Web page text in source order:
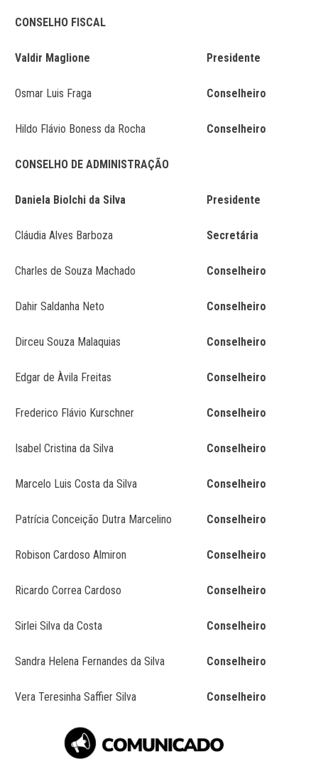
CONSELHO FISCAL
Valdir Maglione Presidente
Osmar Luis Fraga Conselheiro
Hildo Flávio Boness da Rocha Conselheiro
CONSELHO DE ADMINISTRAÇÃO
Daniela Biolchi da Silva Presidente
Cláudia Alves Barboza Secretária
Charles de Souza Machado Conselheiro
Dahir Saldanha Neto Conselheiro
Dirceu Souza Malaquias Conselheiro
Edgar de Àvila Freitas Conselheiro
Frederico Flávio Kurschner Conselheiro
Isabel Cristina da Silva Conselheiro
Marcelo Luis Costa da Silva Conselheiro
Patrícia Conceição Dutra Marcelino Conselheiro
Robison Cardoso Almiron Conselheiro
Ricardo Correa Cardoso Conselheiro
Sirlei Silva da Costa Conselheiro
Sandra Helena Fernandes da Silva Conselheiro
Vera Teresinha Saffier Silva Conselheiro